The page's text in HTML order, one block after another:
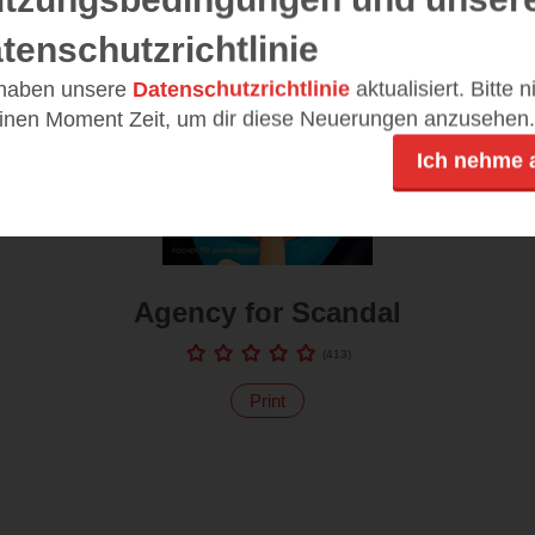
Agency for Scandal
(413)
Print
unsere Datenschutzrichtlinie aktualisiert. Bitte
Moment Zeit, um dir diese Neuerungen anzusehen.
Ich nehme